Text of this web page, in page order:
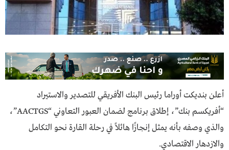
أعلن بنديكت أوراما رئيس البنك الأفريقي للتصدير والاستيراد
“أفريكسم بنك”، إطلاق برنامج لضمان العبور التعاوني “AACTGS”،
والذي وصفه بأنه يمثل إنجازًا هائلاً في رحلة القارة نحو التكامل
والازدهار الاقتصادي.